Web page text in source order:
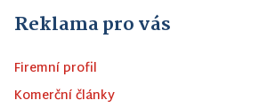
Reklama pro vás
Firemní profil
Komerční články